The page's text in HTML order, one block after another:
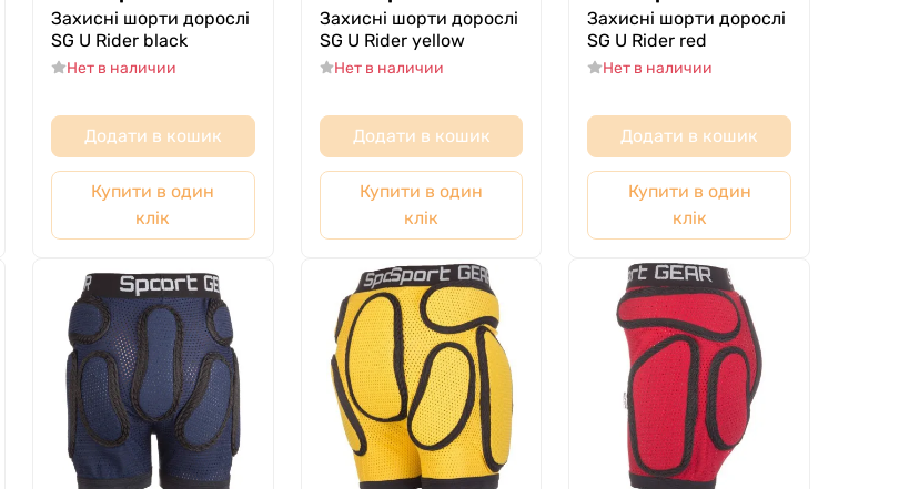
Захисні шорти дорослі
SG U Rider black
Нет в наличии
Додати в кошик
Купити в один
клік
Захисні шорти дорослі
SG U Rider yellow
Нет в наличии
Додати в кошик
Купити в один
клік
Захисні шорти дорослі
SG U Rider red
Нет в наличии
Додати в кошик
Купити в один
клік